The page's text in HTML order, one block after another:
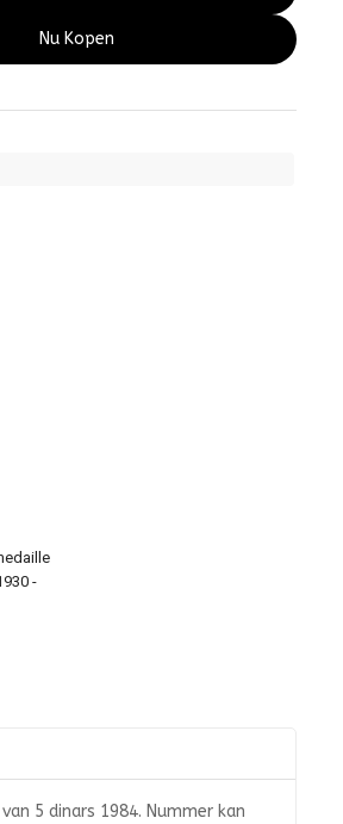
-
Nu Kopen
5 dinars 1984. Nummer kan